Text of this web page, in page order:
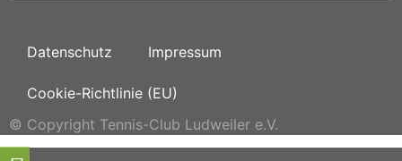
Datenschutz Impressum
Cookie-Richtlinie (EU)
© Copyright Tennis-Club Ludweiler e.V.